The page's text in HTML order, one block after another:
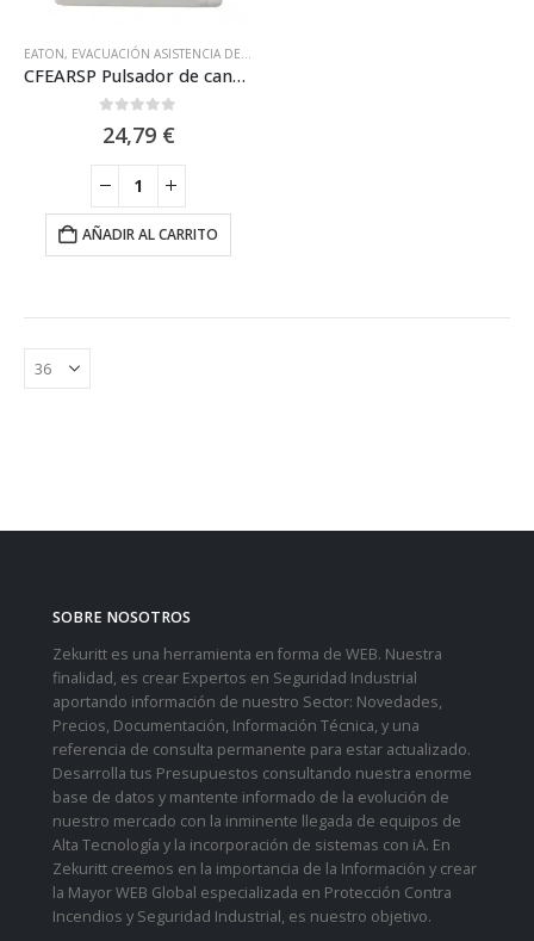
EATON, EVACUACIÓN ASISTENCIA DE EMERGENCIA
CFEARSP Pulsador de cancelación adicional para Kit de asistencia para personas discapacitadas de EATON
24,79 €
AÑADIR AL CARRITO
SOBRE NOSOTROS
Zekuritt es una herramienta en forma de WEB. Nuestra
finalidad, es crear Expertos en Seguridad Industrial
aportando información de nuestro Sector: Novedades,
Precios, Documentación, Información Técnica, y una
referencia de consulta permanente para estar actualizado.
Desarrolla tus Presupuestos consultando nuestra enorme
base de datos y mantente informado de la evolución de
nuestro mercado con la inminente llegada de equipos de
Alta Tecnología y la incorporación de sistemas con iA. En
Zekuritt creemos en la importancia de la Información y crear
la Mayor WEB Global especializada en Protección Contra
Incendios y Seguridad Industrial, es nuestro objetivo.